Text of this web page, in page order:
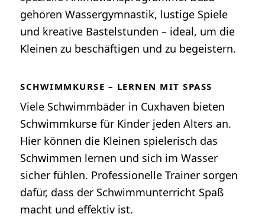
gehören Wassergymnastik, lustige Spiele
und kreative Bastelstunden – ideal, um die
Kleinen zu beschäftigen und zu begeistern.
SCHWIMMKURSE – LERNEN MIT SPASS
Viele Schwimmbäder in Cuxhaven bieten
Schwimmkurse für Kinder jeden Alters an.
Hier können die Kleinen spielerisch das
Schwimmen lernen und sich im Wasser
sicher fühlen. Professionelle Trainer sorgen
dafür, dass der Schwimmunterricht Spaß
macht und effektiv ist.